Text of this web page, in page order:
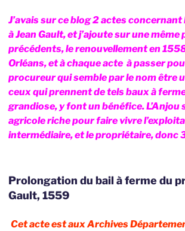
J’avais sur ce blog 2 actes
à Jean Gault, et j’ajoute sur une
précédents, le renouvellement en
Orléans, et à chaque acte à passer
procureur qui semble par le nom être
ceux qui prennent de tels baux à
grandiose, y font un bénéfice.
agricole riche pour faire vivre
intermédiaire, et le propriétaire, donc
Prolongation du bail à ferme du
Gault, 1559
Cet acte est aux Archives